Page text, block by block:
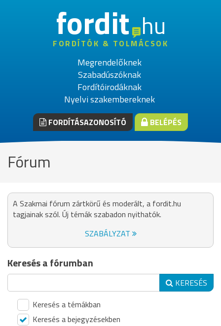
fordithu
FORDÍTÓK & TOLMÁCSOK
Megrendelőknek
Szabadúszóknak
Fordítóirodáknak
Nyelvi szakembereknek
FORDÍTÁSAZONOSÍTÓ BELÉPÉS
Fórum
A Szakmai fórum zártkörű és moderált, a fordit.hu
tagjainak szól. Új témák szabadon nyithatók.
SZABÁLYZAT
Keresés a fórumban
KERESÉS
Keresés a témákban
Keresés a bejegyzésekben